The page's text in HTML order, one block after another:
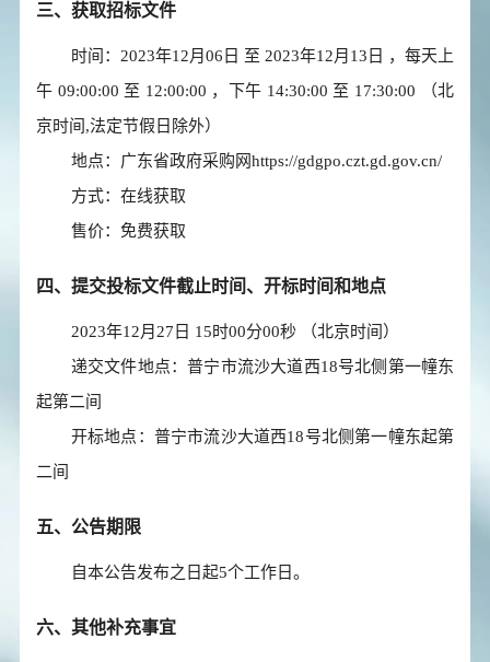
三、获取招标文件
时间： 2023年12月06日 至 2023年12月13日 ，每天上
午 09:00:00 至 12:00:00 ，下午 14:30:00 至 17:30:00
（北
京时间,法定节假日除外）
地点： 广东省政府采购网https://gdgpo.czt.gd.gov.cn/
方式： 在线获取
售价： 免费获取
四、提交投标文件截止时间、开标时间和地点
2023年12月27日 15时00分00秒
（北京时间）
递交文件地点：普宁市流沙大道西18号北侧第一幢东
起第二间
开标地点： 普宁市流沙大道西18号北侧第一幢东起第
二间
五、公告期限
自本公告发布之日起5个工作日。
六、其他补充事宜